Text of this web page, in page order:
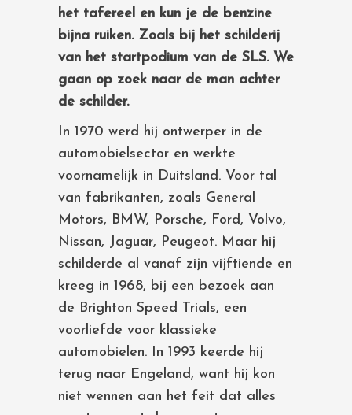
het tafereel en kun je de benzine
bijna ruiken. Zoals bij het schilderij
van het startpodium van de SLS. We
gaan op zoek naar de man achter
de schilder.
In 1970 werd hij ontwerper in de
automobielsector en werkte
voornamelijk in Duitsland. Voor tal
van fabrikanten, zoals General
Motors, BMW, Porsche, Ford, Volvo,
Nissan, Jaguar, Peugeot. Maar hij
schilderde al vanaf zijn vijftiende en
kreeg in 1968, bij een bezoek aan
de Brighton Speed Trials, een
voorliefde voor klassieke
automobielen. In 1993 keerde hij
terug naar Engeland, want hij kon
niet wennen aan het feit dat alles